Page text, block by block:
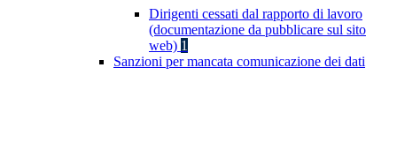
Dirigenti cessati dal rapporto di lavoro
(documentazione da pubblicare sul sito
web) 1
Sanzioni per mancata comunicazione dei dati